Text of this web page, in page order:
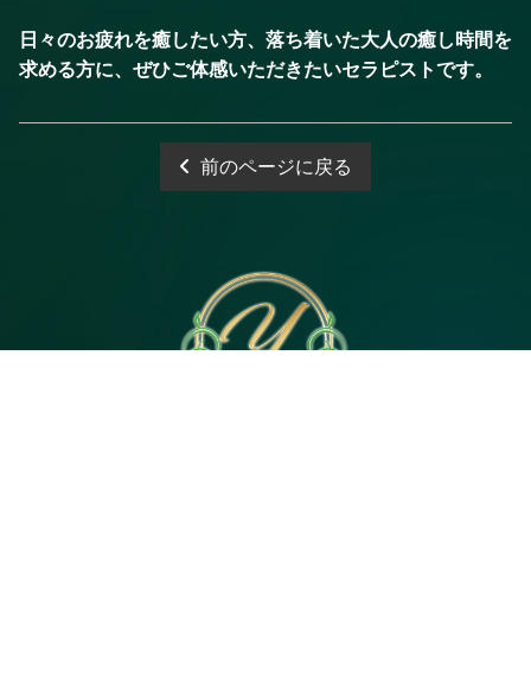
日々のお疲れを癒したい方、落ち着いた大人の癒し時間を
求める方に、ぜひご体感いただきたいセラピストです。
前のページに戻る